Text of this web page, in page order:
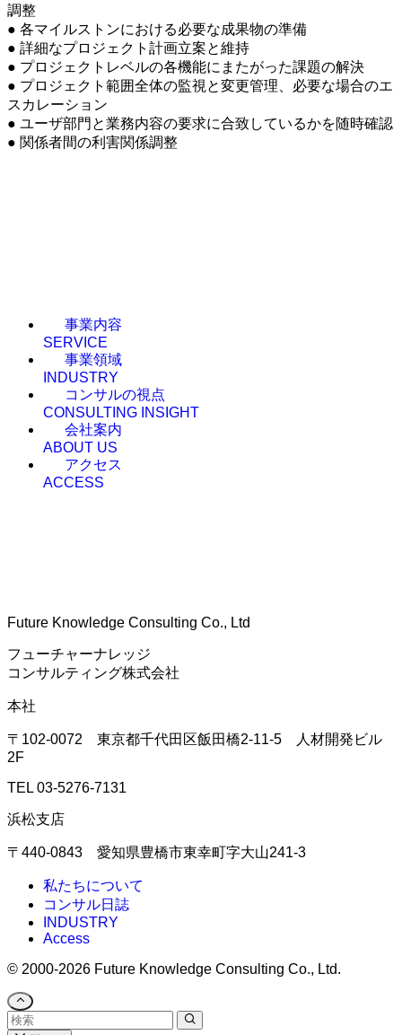
調整
● 各マイルストンにおける必要な成果物の準備
● 詳細なプロジェクト計画立案と維持
● プロジェクトレベルの各機能にまたがった課題の解決
● プロジェクト範囲全体の監視と変更管理、必要な場合のエ
スカレーション
● ユーザ部門と業務内容の要求に合致しているかを随時確認
● 関係者間の利害関係調整
事業内容
SERVICE
事業領域
INDUSTRY
コンサルの視点
CONSULTING INSIGHT
会社案内
ABOUT US
アクセス
ACCESS
Future Knowledge Consulting Co., Ltd
フューチャーナレッジ
コンサルティング株式会社
本社
〒102-0072 東京都千代田区飯田橋2-11-5 人材開発ビル
2F
TEL 03-5276-7131
浜松支店
〒440-0843 愛知県豊橋市東幸町字大山241-3
私たちについて
コンサル日誌
INDUSTRY
Access
© 2000-2026 Future Knowledge Consulting Co., Ltd.